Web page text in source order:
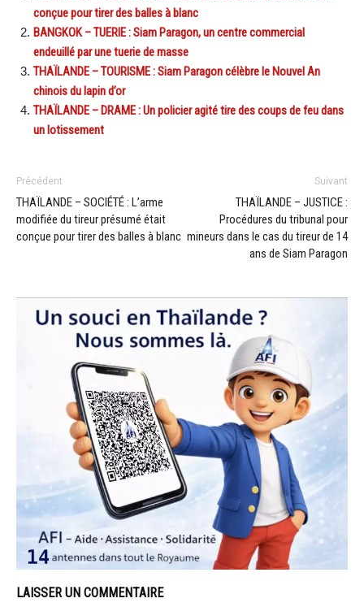
conçue pour tirer des balles à blanc
BANGKOK – TUERIE : Siam Paragon, un centre commercial
endeuillé par une tuerie de masse
THAÏLANDE – TOURISME : Siam Paragon célèbre le Nouvel An
chinois du lapin d’or
THAÏLANDE – DRAME : Un policier agité tire des coups de feu dans
un lotissement
Précédent
THAÏLANDE – SOCIÉTÉ : L’arme
modifiée du tireur présumé était
conçue pour tirer des balles à blanc
Suivant
THAÏLANDE – JUSTICE :
Procédures du tribunal pour
mineurs dans le cas du tireur de 14
ans de Siam Paragon
LAISSER UN COMMENTAIRE